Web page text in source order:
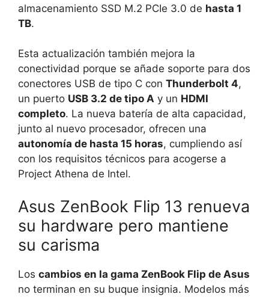
almacenamiento SSD M.2 PCIe 3.0 de hasta 1
TB.
Esta actualización también mejora la
conectividad porque se añade soporte para dos
conectores USB de tipo C con Thunderbolt 4,
un puerto USB 3.2 de tipo A y un HDMI
completo. La nueva batería de alta capacidad,
junto al nuevo procesador, ofrecen una
autonomía de hasta 15 horas, cumpliendo así
con los requisitos técnicos para acogerse a
Project Athena de Intel.
Asus ZenBook Flip 13 renueva
su hardware pero mantiene
su carisma
Los cambios en la gama ZenBook Flip de Asus
no terminan en su buque insignia. Modelos más